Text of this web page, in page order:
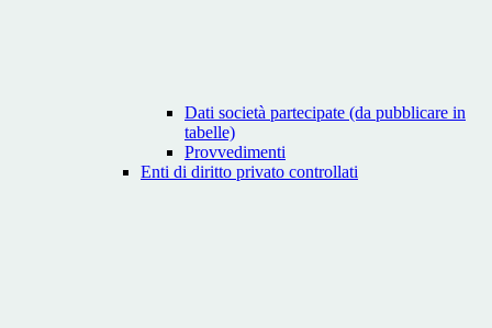
Dati società partecipate (da pubblicare in
tabelle)
Provvedimenti
Enti di diritto privato controllati